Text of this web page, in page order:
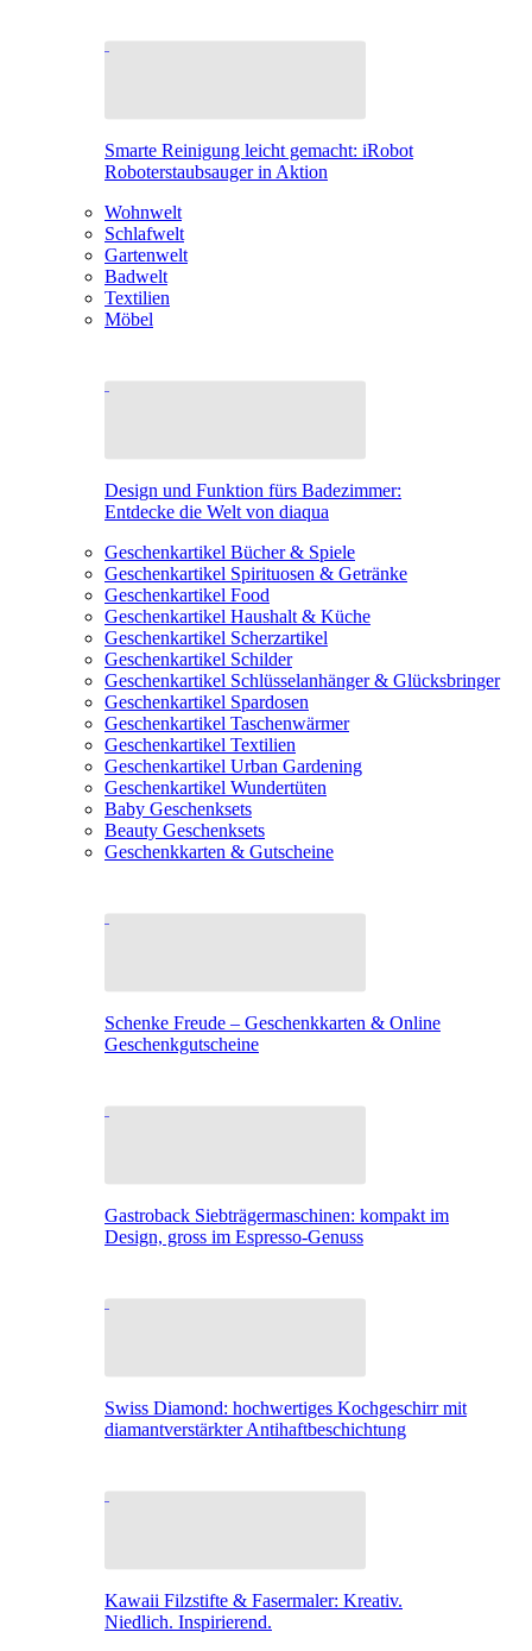
Smarte Reinigung leicht gemacht: iRobot
Roboterstaubsauger in Aktion
Wohnwelt
Schlafwelt
Gartenwelt
Badwelt
Textilien
Möbel
Design und Funktion fürs Badezimmer:
Entdecke die Welt von diaqua
Geschenkartikel Bücher & Spiele
Geschenkartikel Spirituosen & Getränke
Geschenkartikel Food
Geschenkartikel Haushalt & Küche
Geschenkartikel Scherzartikel
Geschenkartikel Schilder
Geschenkartikel Schlüsselanhänger & Glücksbringer
Geschenkartikel Spardosen
Geschenkartikel Taschenwärmer
Geschenkartikel Textilien
Geschenkartikel Urban Gardening
Geschenkartikel Wundertüten
Baby Geschenksets
Beauty Geschenksets
Geschenkkarten & Gutscheine
Schenke Freude – Geschenkkarten & Online
Geschenkgutscheine
Gastroback Siebträgermaschinen: kompakt im
Design, gross im Espresso-Genuss
Swiss Diamond: hochwertiges Kochgeschirr mit
diamantverstärkter Antihaftbeschichtung
Kawaii Filzstifte & Fasermaler: Kreativ.
Niedlich. Inspirierend.